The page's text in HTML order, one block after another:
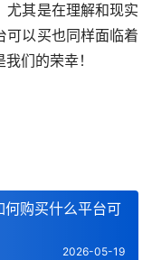
尤其是在理解和现实
可以买也同样面临着
们的荣幸！
购买什么平台可
2026-05-19